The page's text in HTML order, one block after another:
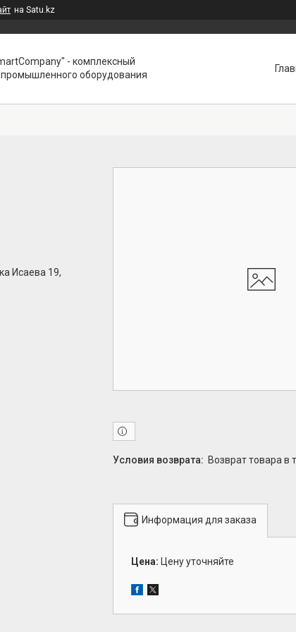
на Satu.kz
- комплексный
оборудования
возврат товара в
Информация для заказа
Цена: Цену уточняйте
Исаева 19,